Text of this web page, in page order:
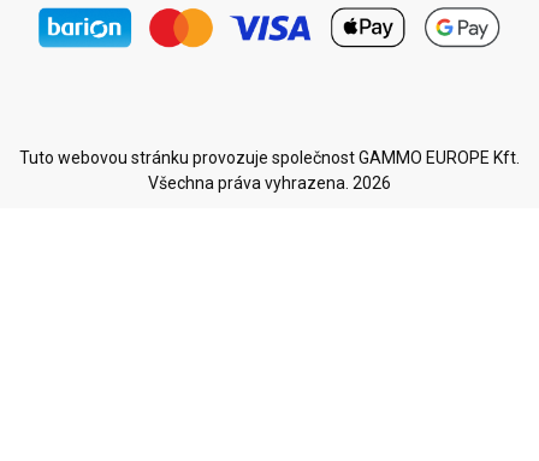
Tuto webovou stránku provozuje společnost GAMMO EUROPE Kft.
Všechna práva vyhrazena. 2026